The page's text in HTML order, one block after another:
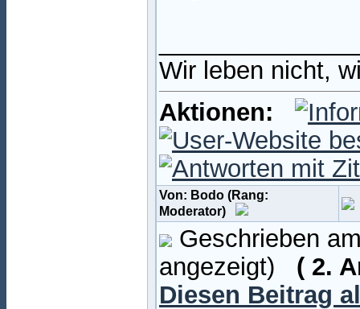
Wir leben nicht,
Aktionen:
Von: Bodo (Rang:
Moderator)
Geschrieben
angezeigt) ( 2.
Diesen Beitrag